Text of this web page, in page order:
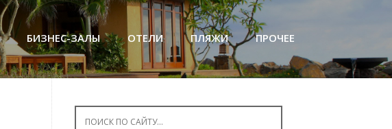
ПРОЧЕЕ
ПЛЯЖИ
ОТЕЛИ
БИЗНЕС-ЗАЛЫ